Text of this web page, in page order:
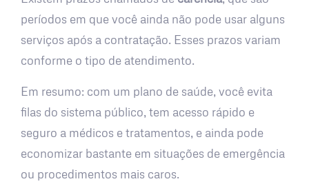
períodos em que você ainda não pode usar alguns
serviços após a contratação. Esses prazos variam
conforme o tipo de atendimento.
Em resumo: com um plano de saúde, você evita
filas do sistema público, tem acesso rápido e
seguro a médicos e tratamentos, e ainda pode
economizar bastante em situações de emergência
ou procedimentos mais caros.